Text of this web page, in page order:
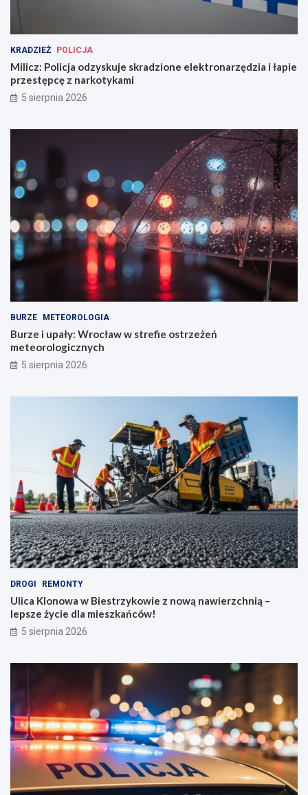
KRADZIEŻ POLICJA
Milicz: Policja odzyskuje skradzione elektronarzędzia i łapie
przestępcę z narkotykami
5 sierpnia 2026
BURZE METEOROLOGIA
Burze i upały: Wrocław w strefie ostrzeżeń
meteorologicznych
5 sierpnia 2026
DROGI REMONTY
Ulica Klonowa w Biestrzykowie z nową nawierzchnią –
lepsze życie dla mieszkańców!
5 sierpnia 2026